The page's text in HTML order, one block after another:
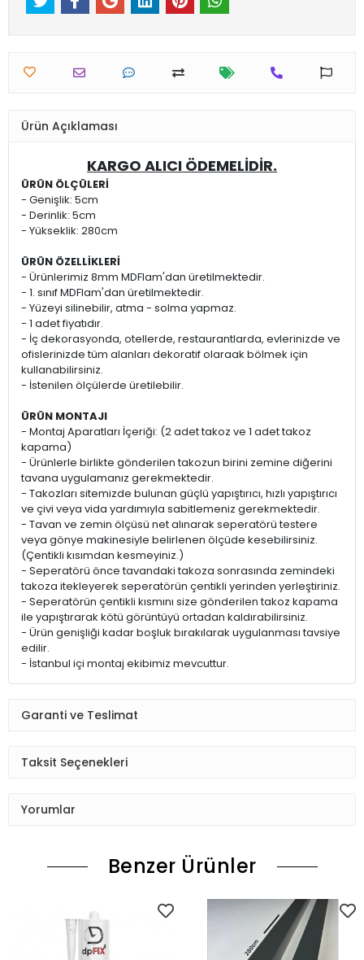
Ürün Açıklaması
KARGO ALICI ÖDEMELİDİR.
ÜRÜN ÖLÇÜLERİ
- Genişlik: 5cm
- Derinlik: 5cm
- Yükseklik: 280cm
ÜRÜN ÖZELLİKLERİ
- Ürünlerimiz 8mm MDFlam'dan üretilmektedir.
- 1. sınıf MDFlam'dan üretilmektedir.
- Yüzeyi silinebilir, atma - solma yapmaz.
- 1 adet fiyatıdır.
- İç dekorasyonda, otellerde, restaurantlarda, evlerinizde ve
ofislerinizde tüm alanları dekoratif olaraak bölmek için
kullanabilirsiniz.
- İstenilen ölçülerde üretilebilir.
ÜRÜN MONTAJI
- Montaj Aparatları İçeriği: (2 adet takoz ve 1 adet takoz
kapama)
- Ürünlerle birlikte gönderilen takozun birini zemine diğerini
tavana uygulamanız gerekmektedir.
- Takozları sitemizde bulunan güçlü yapıştırıcı, hızlı yapıştırıcı
ve çivi veya vida yardımıyla sabitlemeniz gerekmektedir.
- Tavan ve zemin ölçüsü net alınarak seperatörü testere
veya gönye makinesiyle belirlenen ölçüde kesebilirsiniz.
(Çentikli kısımdan kesmeyiniz.)
- Seperatörü önce tavandaki takoza sonrasında zemindeki
takoza itekleyerek seperatörün çentikli yerinden yerleştiriniz.
- Seperatörün çentikli kısmını size gönderilen takoz kapama
ile yapıştırarak kötü görüntüyü ortadan kaldırabilirsiniz.
- Ürün genişliği kadar boşluk bırakılarak uygulanması tavsiye
edilir.
- İstanbul içi montaj ekibimiz mevcuttur.
Garanti ve Teslimat
Taksit Seçenekleri
Yorumlar
Benzer Ürünler